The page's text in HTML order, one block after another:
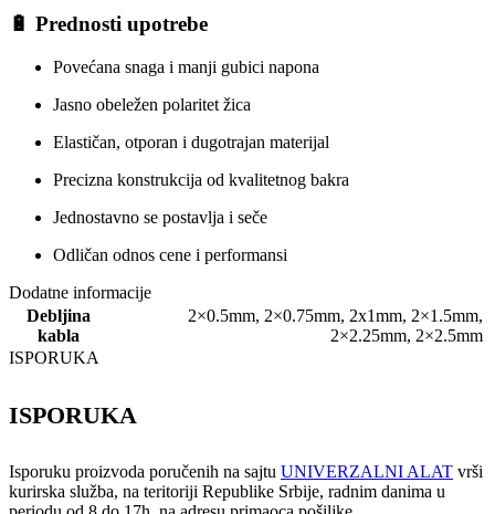
🔋 Prednosti upotrebe
Povećana snaga i manji gubici napona
Jasno obeležen polaritet žica
Elastičan, otporan i dugotrajan materijal
Precizna konstrukcija od kvalitetnog bakra
Jednostavno se postavlja i seče
Odličan odnos cene i performansi
Dodatne informacije
Debljina
kabla
2×0.5mm, 2×0.75mm, 2x1mm, 2×1.5mm,
2×2.25mm, 2×2.5mm
ISPORUKA
ISPORUKA
Isporuku proizvoda poručenih na sajtu UNIVERZALNI ALAT vrši
kurirska služba, na teritoriji Republike Srbije, radnim danima u